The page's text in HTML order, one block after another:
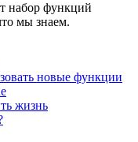
набор функций
мы знаем.
новые функции
жизнь